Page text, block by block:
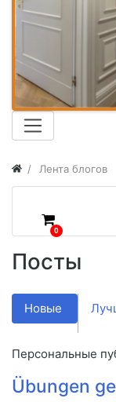
Лента блогов
0
Посты
Новые
Персональные
Übungen